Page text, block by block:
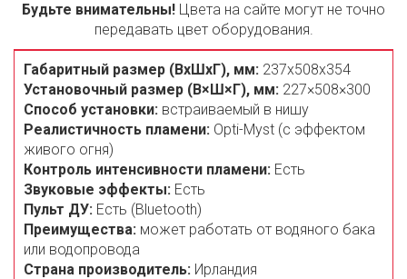
Будьте внимательны! Цвета на сайте могут не точно
передавать цвет оборудования.
Габаритный размер (ВxШxГ), мм: 237х508x354
Установочный размер (В×Ш×Г), мм: 227×508×300
Способ установки: встраиваемый в нишу
Реалистичность пламени: Opti-Myst (с эффектом
живого огня)
Контроль интенсивности пламени: Есть
Звуковые эффекты: Есть
Пульт ДУ: Есть (Bluetooth)
Преимущества: может работать от водяного бака
или водопровода
Страна производитель: Ирландия